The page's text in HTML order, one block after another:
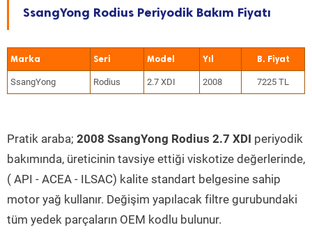
SsangYong Rodius Periyodik Bakım Fiyatı
Marka Seri Model Yıl
SsangYong Rodius 2.7 XDI 2008 7225 TL
Pratik araba; 2008 SsangYong Rodius 2.7 XDI periyodik
bakımında, üreticinin tavsiye ettiği viskotize değerlerinde,
( API - ACEA - ILSAC) kalite standart belgesine sahip
motor yağ kullanır. Değişim yapılacak filtre gurubundaki
tüm yedek parçaların OEM kodlu bulunur.